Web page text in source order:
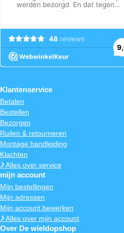
Klantenservice
Betalen
Bestellen
Bezorgen
Ruilen & retourneren
Montage handleiding
Klachten
Alles over service
mijn account
Mijn bestellingen
Mijn adressen
Mijn account bewerken
Alles over mijn account
Over De wieldopshop